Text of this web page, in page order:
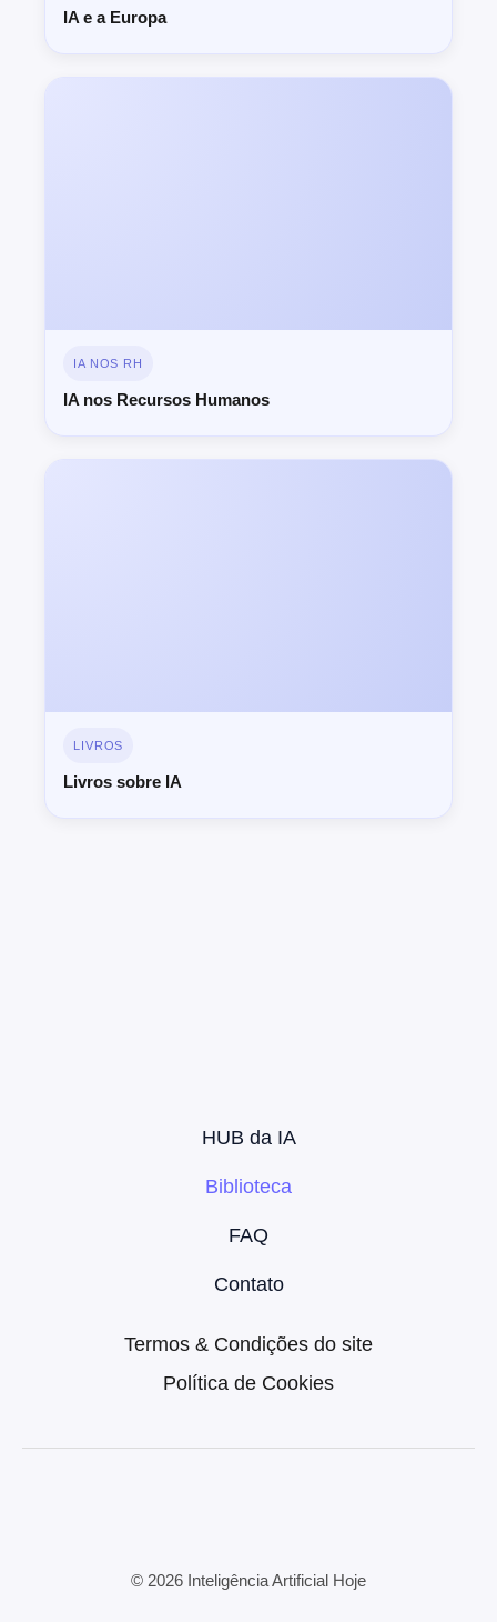
IA e a Europa
IA NOS RH
IA nos Recursos Humanos
LIVROS
Livros sobre IA
HUB da IA
Biblioteca
FAQ
Contato
Termos & Condições do site
Política de Cookies
© 2026 Inteligência Artificial Hoje